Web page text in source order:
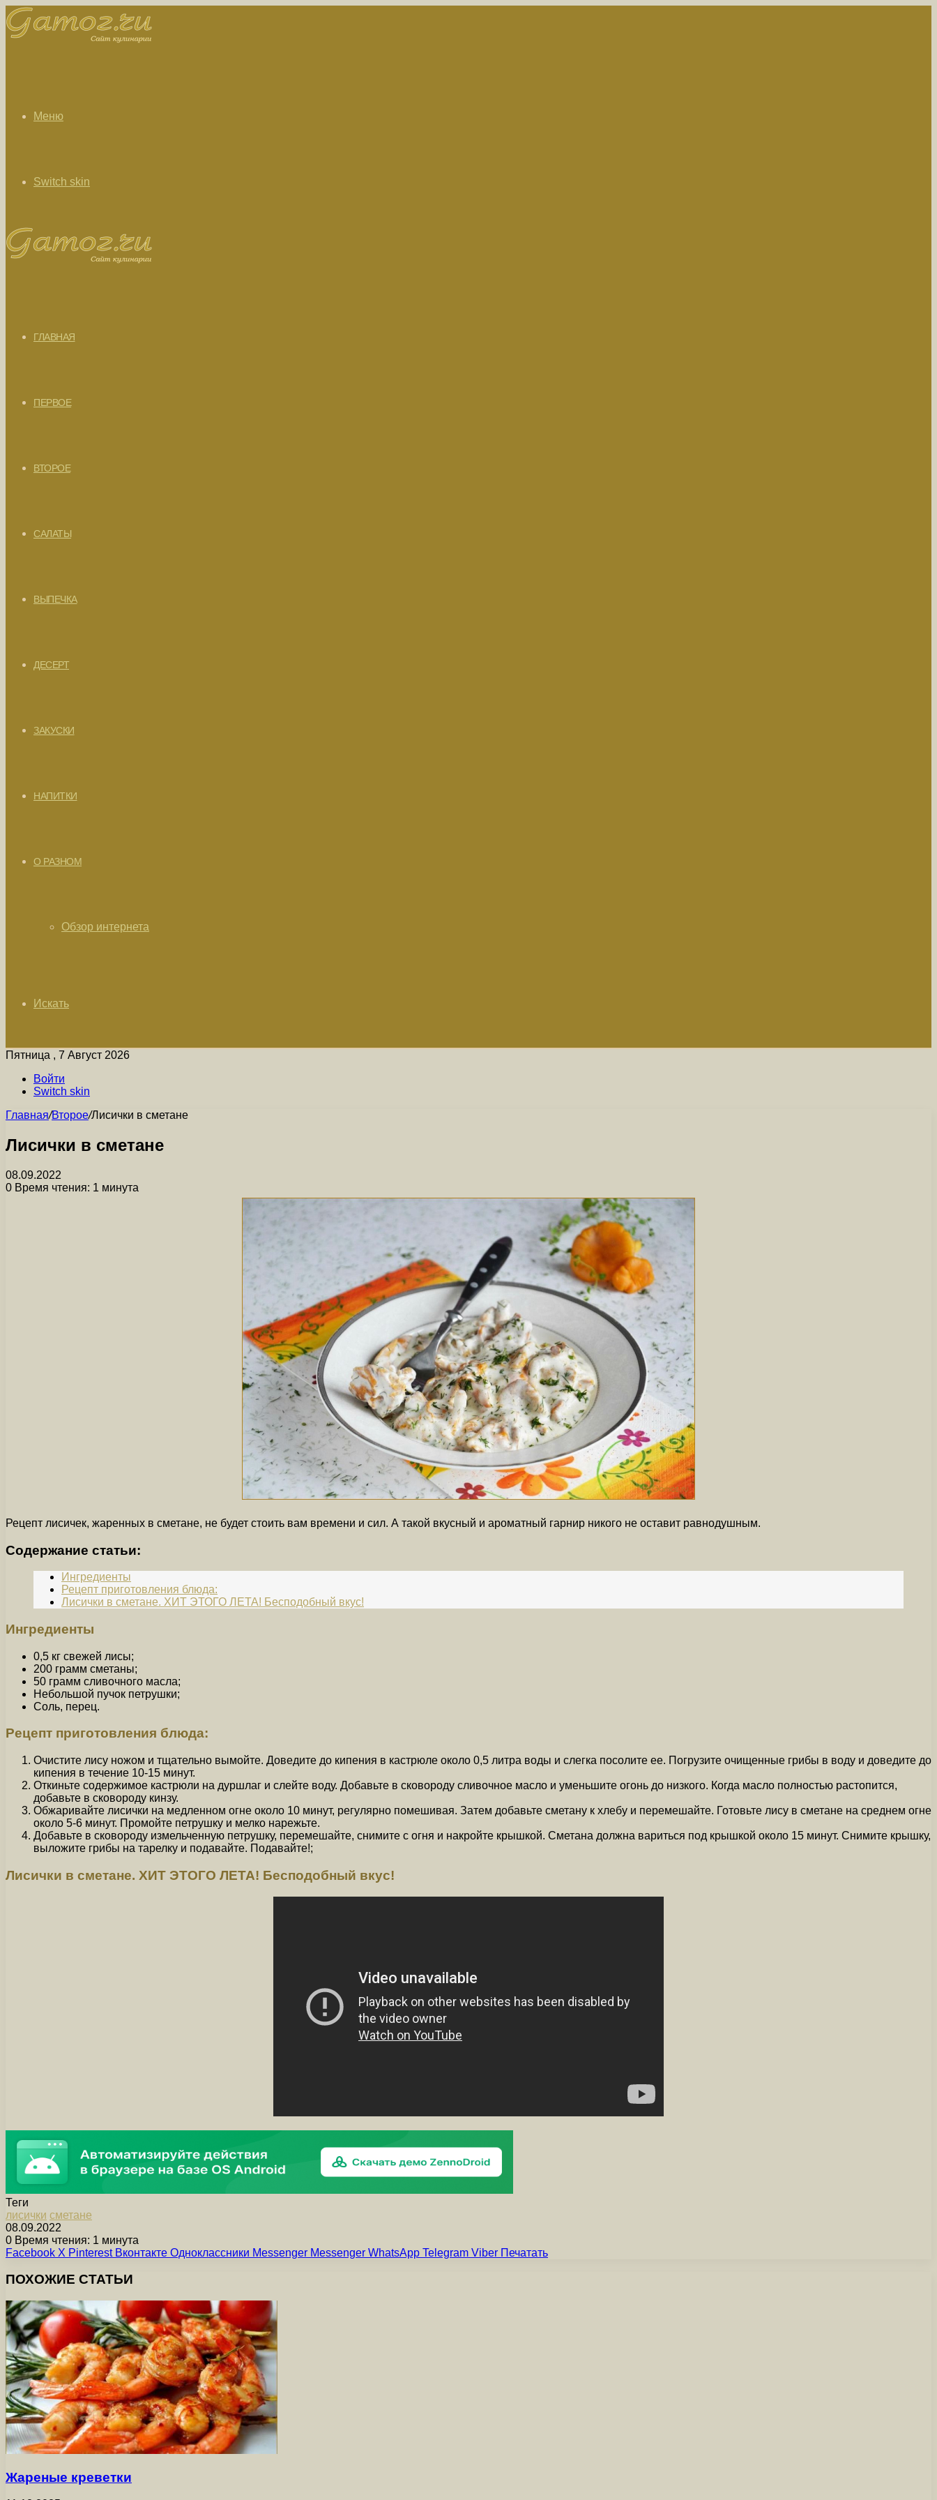
Меню
Switch skin
ГЛАВНАЯ
ПЕРВОЕ
ВТОРОЕ
САЛАТЫ
ВЫПЕЧКА
ДЕСЕРТ
ЗАКУСКИ
НАПИТКИ
О РАЗНОМ
Обзор интернета
Искать
Пятница , 7 Август 2026
Войти
Switch skin
Главная/Второе/Лисички в сметане
Лисички в сметане
08.09.2022
0 Время чтения: 1 минута
Рецепт лисичек, жаренных в сметане, не будет стоить вам времени и сил. А такой вкусный и ароматный гарнир никого не оставит равнодушным.
Содержание статьи:
Ингредиенты
Рецепт приготовления блюда:
Лисички в сметане. ХИТ ЭТОГО ЛЕТА! Бесподобный вкус!
Ингредиенты
0,5 кг свежей лисы;
200 грамм сметаны;
50 грамм сливочного масла;
Небольшой пучок петрушки;
Соль, перец.
Рецепт приготовления блюда:
Очистите лису ножом и тщательно вымойте. Доведите до кипения в кастрюле около 0,5 литра воды и слегка посолите ее. Погрузите очищенные грибы в воду и доведите до
кипения в течение 10-15 минут.
Откиньте содержимое кастрюли на дуршлаг и слейте воду. Добавьте в сковороду сливочное масло и уменьшите огонь до низкого. Когда масло полностью растопится,
добавьте в сковороду кинзу.
Обжаривайте лисички на медленном огне около 10 минут, регулярно помешивая. Затем добавьте сметану к хлебу и перемешайте. Готовьте лису в сметане на среднем огне
около 5-6 минут. Промойте петрушку и мелко нарежьте.
Добавьте в сковороду измельченную петрушку, перемешайте, снимите с огня и накройте крышкой. Сметана должна вариться под крышкой около 15 минут. Снимите крышку,
выложите грибы на тарелку и подавайте. Подавайте!;
Лисички в сметане. ХИТ ЭТОГО ЛЕТА! Бесподобный вкус!
Теги
лисички сметане
08.09.2022
0 Время чтения: 1 минута
Facebook X Pinterest Вконтакте Одноклассники Messenger Messenger WhatsApp Telegram Viber Печатать
ПОХОЖИЕ СТАТЬИ
Жареные креветки